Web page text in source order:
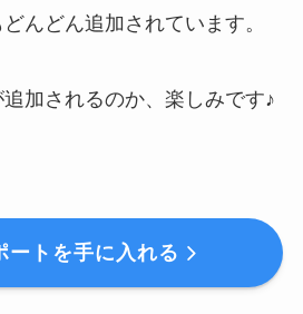
んどん追加されています。
加されるのか、楽しみです♪
ートを手に入れる